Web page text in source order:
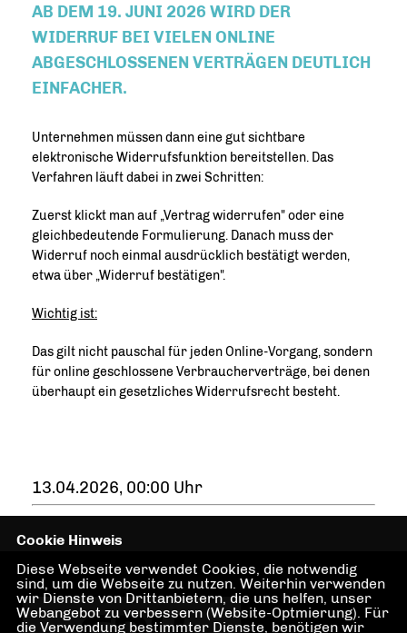
AB DEM 19. JUNI 2026 WIRD DER
WIDERRUF BEI VIELEN ONLINE
ABGESCHLOSSENEN VERTRÄGEN DEUTLICH
EINFACHER.
Unternehmen müssen dann eine gut sichtbare
elektronische Widerrufsfunktion bereitstellen. Das
Verfahren läuft dabei in zwei Schritten:
Zuerst klickt man auf „Vertrag widerrufen" oder eine
gleichbedeutende Formulierung. Danach muss der
Widerruf noch einmal ausdrücklich bestätigt werden,
etwa über „Widerruf bestätigen".
Wichtig ist:
Das gilt nicht pauschal für jeden Online-Vorgang, sondern
für online geschlossene Verbraucherverträge, bei denen
überhaupt ein gesetzliches Widerrufsrecht besteht.
13.04.2026, 00:00 Uhr
Cookie Hinweis
Diese Webseite verwendet Cookies, die notwendig
sind, um die Webseite zu nutzen. Weiterhin verwenden
wir Dienste von Drittanbietern, die uns helfen, unser
Webangebot zu verbessern (Website-Optmierung). Für
die Verwendung bestimmter Dienste, benötigen wir